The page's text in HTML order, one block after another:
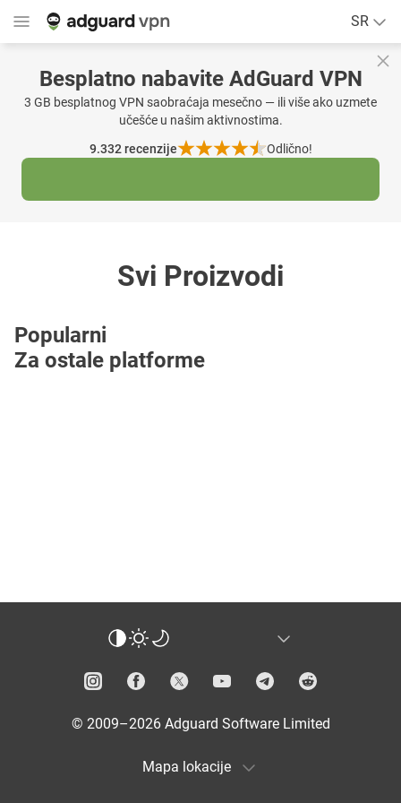
SR
Besplatno nabavite AdGuard VPN
3 GB besplatnog VPN saobraćaja mesečno — ili više ako uzmete
učešće u našim aktivnostima.
9.332recenzije Odlično!
Svi Proizvodi
Popularni
Za ostale platforme
© 2009–2026 Adguard Software Limited
Mapa lokacije